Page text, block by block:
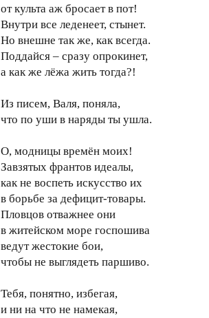
от культа аж бросает в пот!
Внутри все леденеет, стынет.
Но внешне так же, как всегда.
Поддайся – сразу опрокинет,
а как же лёжа жить тогда?!
Из писем, Валя, поняла,
что по уши в наряды ты ушла.
О, модницы времён моих!
Завзятых франтов идеалы,
как не воспеть искусство их
в борьбе за дефицит-товары.
Пловцов отважнее они
в житейском море госпошива
ведут жестокие бои,
чтобы не выглядеть паршиво.
Тебя, понятно, избегая,
и ни на что не намекая,